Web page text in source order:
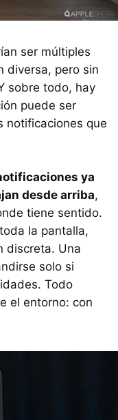
ser múltiples
diversa, pero sin
sobre todo, hay
puede ser
notificaciones que
ya
desde arriba,
tiene sentido.
la pantalla,
discreta. Una
solo si
Todo
el entorno: con